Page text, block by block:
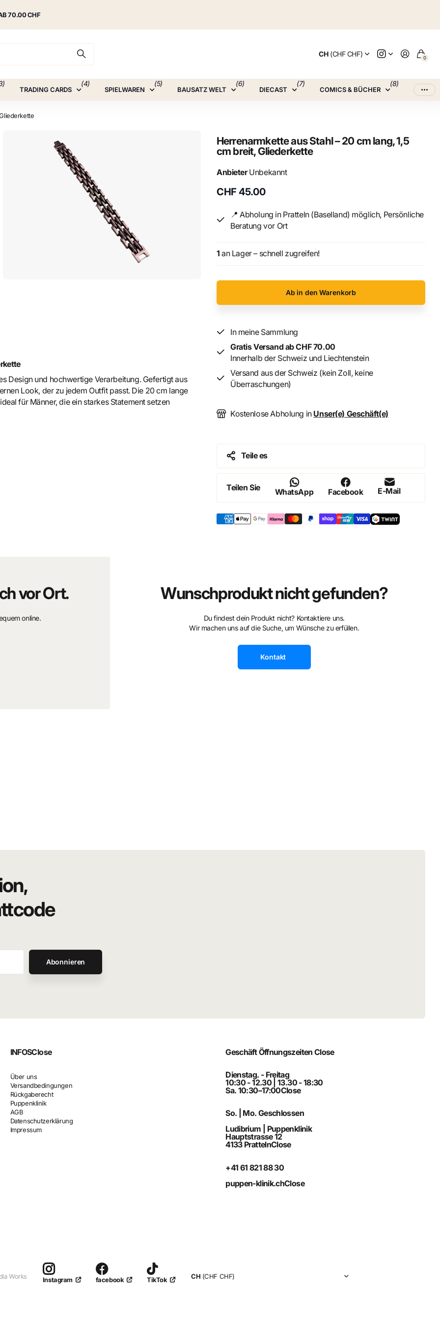
70.00 CHF
CH(CHF CHF) 0
TRADING CARDS
(4)
SPIELWAREN
(5)
BAUSATZ WELT
(6)
DIECAST
(7)
COMICS & BÜCHER
(8)
Design und hochwertige Verarbeitung. Gefertigt aus
Look, der zu jedem Outfit passt. Die 20 cm lange
für Männer, die ein starkes Statement setzen
Herrenarmkette aus Stahl – 20 cm lang, 1,5
cm breit, Gliederkette
AnbieterUnbekannt
CHF 45.00
📍 Abholung in Pratteln (Baselland) möglich, Persönliche
Beratung vor Ort
1 an Lager – schnell zugreifen!
Ab in den Warenkorb
In meine Sammlung
Gratis Versand ab CHF 70.00
Innerhalb der Schweiz und Liechtenstein
Versand aus der Schweiz (kein Zoll, keine
Überraschungen)
Kostenlose Abholung in Unser(e) Geschäft(e)
Teile es
Teilen Sie WhatsApp Facebook E-Mail
vor Ort.
online.
Wunschprodukt nicht gefunden?
Du findest dein Produkt nicht? Kontaktiere uns.
Wir machen uns auf die Suche, um Wünsche zu erfüllen.
Kontakt
Abonnieren
INFOSClose
Über uns
Versandbedingungen
Rückgaberecht
Puppenklinik
AGB
Datenschutzerklärung
Impressum
Geschäft Öffnungszeiten Close
Dienstag. - Freitag
10:30 - 12.30 | 13.30 - 18:30
Sa. 10:30–17:00Close
So. | Mo. Geschlossen
Ludibrium | Puppenklinik
Hauptstrasse 12
4133 PrattelnClose
+41 61 821 88 30
puppen-klinik.chClose
Works Instagram facebook TikTok CH (CHF CHF)